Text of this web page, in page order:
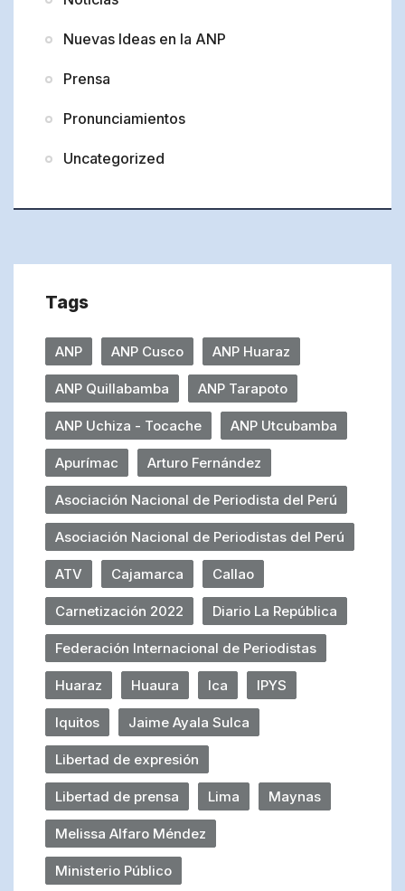
Nuevas Ideas en la ANP
Prensa
Pronunciamientos
Uncategorized
Tags
ANP ANP Cusco ANP Huaraz
ANP Quillabamba ANP Tarapoto
ANP Uchiza - Tocache ANP Utcubamba
Apurímac Arturo Fernández
Asociación Nacional de Periodista del Perú
Asociación Nacional de Periodistas del Perú
ATV Cajamarca Callao
Carnetización 2022 Diario La República
Federación Internacional de Periodistas
Huaraz Huaura Ica IPYS
Iquitos Jaime Ayala Sulca
Libertad de expresión
Libertad de prensa Lima Maynas
Melissa Alfaro Méndez
Ministerio Público